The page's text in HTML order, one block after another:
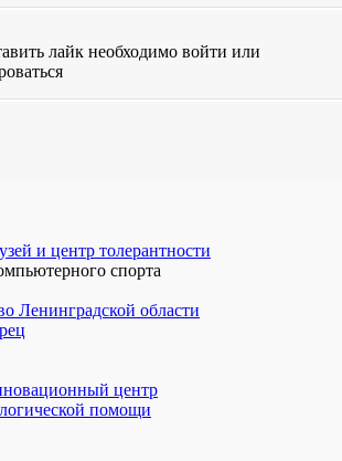
лайк необходимо войти или
и центр толерантности
спорта
Ленинградской области
центр
помощи